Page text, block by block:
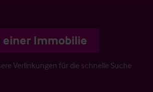
einer Immobilie
Verlinkungen für die schnelle Suche